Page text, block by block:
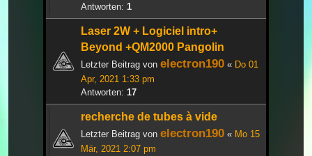
Antworten: 1
Laser 2W + Logiciel intro+
Beyond +QM2000 Pangolin
Letzter Beitrag von electron190 « Do 01
Apr, 2021 1:33 pm
Antworten: 17
recherche de tubes à vide
Letzter Beitrag von electron190 « Mo 15
Mär, 2021 2:07 pm